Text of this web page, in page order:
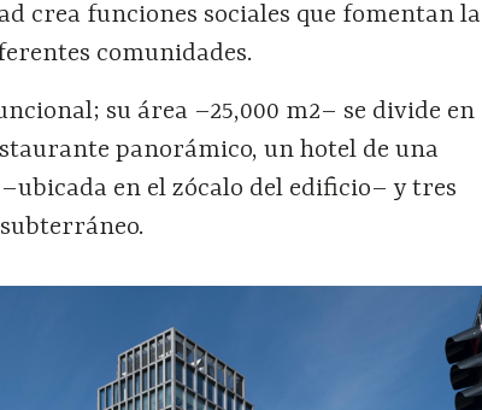
crea funciones sociales que fomentan la
comunidades.
su área –25,000 m2– se divide en
panorámico, un hotel de una
en el zócalo del edificio– y tres